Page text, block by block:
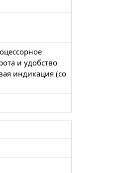
и удобство
индикация (со